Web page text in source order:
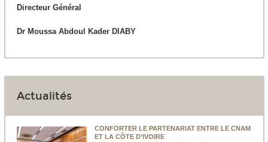
Directeur Général
Dr Moussa Abdoul Kader DIABY
Actualités
CONFORTER LE PARTENARIAT ENTRE LE CNAM
ET LA CÔTE D’IVOIRE